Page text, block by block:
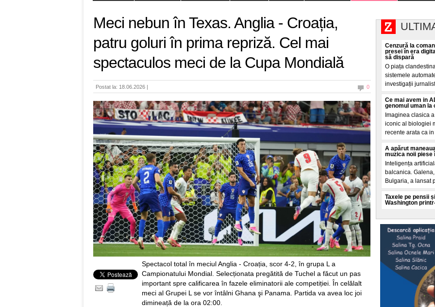
Meci nebun în Texas. Anglia - Croația,
patru goluri în prima repriză. Cel mai
spectaculos meci de la Cupa Mondială
Postat la: 18.06.2026 | 0
Spectacol total în meciul Anglia - Croația, scor 4-2, în grupa L a
Campionatului Mondial. Selecționata pregătită de Tuchel a făcut un pas
important spre calificarea în fazele eliminatorii ale competiției. În celălalt
meci al Grupei L se vor întâlni Ghana şi Panama. Partida va avea loc joi
dimineață de la ora 02:00.
Cenzură la
presei în era
să dispară
O piața
sistemele
investigații
Ce mai avem in
genomul uman la
Imaginea clasica
iconic al biologiei
recente arata ca
A apărut
muzica noii piese
Inteligența
balcanica.
Bulgaria, a lansat
Taxele pe pensii
Washington
aprilie prin
condiționeaza
O teorie
spatele valului de
Mai multe cercuri
promoveaza o
și analizate de El
Locurile interzise
„Grănicerii au